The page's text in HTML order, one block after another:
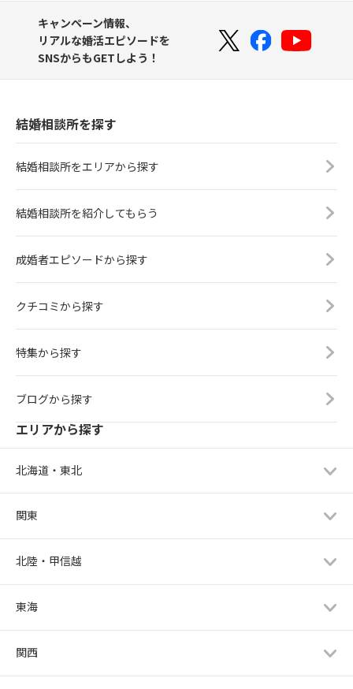
キャンペーン情報、
リアルな婚活エピソードを
SNSからもGETしよう！
結婚相談所を探す
結婚相談所をエリアから探す
結婚相談所を紹介してもらう
成婚者エピソードから探す
クチコミから探す
特集から探す
ブログから探す
エリアから探す
北海道・東北
関東
北陸・甲信越
東海
関西